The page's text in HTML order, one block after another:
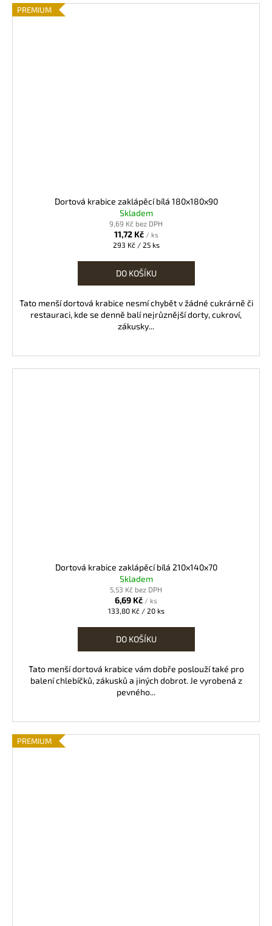
PREMIUM
Dortová krabice zaklápěcí bílá 180x180x90
Skladem
9,69 Kč bez DPH
11,72 Kč / ks
Měrná
293 Kč / 25 ks
DO KOŠÍKU
Tato menší dortová krabice nesmí chybět v žádné cukrárně či
restauraci, kde se denně balí nejrůznější dorty, cukroví,
zákusky...
Dortová krabice zaklápěcí bílá 210x140x70
Skladem
5,53 Kč bez DPH
6,69 Kč / ks
Měrná
133,80 Kč / 20 ks
DO KOŠÍKU
Tato menší dortová krabice vám dobře poslouží také pro
balení chlebíčků, zákusků a jiných dobrot. Je vyrobená z
pevného...
PREMIUM